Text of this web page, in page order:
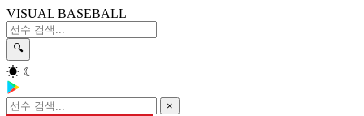
VISUAL BASEBALL
🔍
☀ ☾
×